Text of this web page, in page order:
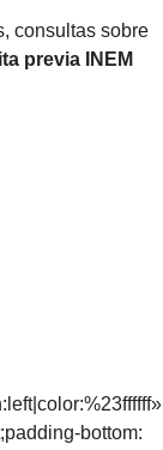
consultas sobre
previa INEM
bottom: